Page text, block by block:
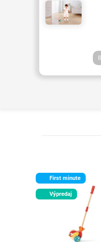
First minute
Výpredaj